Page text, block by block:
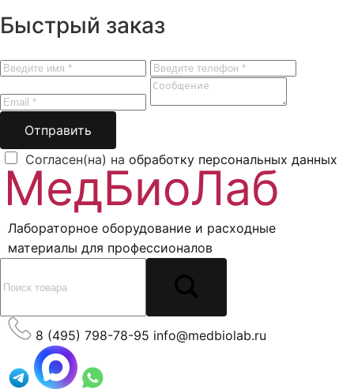
Быстрый заказ
Отправить
Согласен(на) на обработку персональных данных
Лабораторное оборудование и расходные
материалы для профессионалов
8 (495) 798-78-95 info@medbiolab.ru